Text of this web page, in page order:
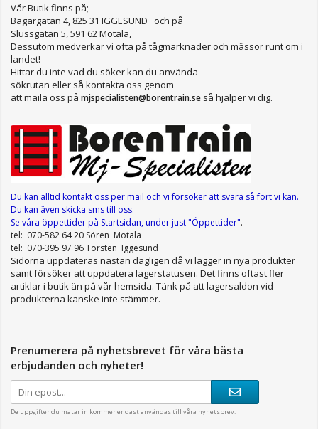
Vår Butik finns på;
Bagargatan 4, 825 31 IGGESUND och på
Slussgatan 5, 591 62 Motala,
Dessutom medverkar vi ofta på tågmarknader och mässor runt om i
landet!
Hittar du inte vad du söker kan du använda
sökrutan eller så kontakta oss genom
att maila oss på mjspecialisten@borentrain.se så hjälper vi dig.
Du kan alltid kontakt oss per mail och vi försöker att svara så fort vi kan.
Du kan även skicka sms till oss.
Se våra öppettiderpå Startsidan, under just "Öppettider".
tel: 070-582 64 20 Sören Motala
tel: 070-395 97 96 Torsten Iggesund
Sidorna uppdateras nästan dagligen då vi lägger in nya produkter
samt försöker att uppdatera lagerstatusen. Det finns oftast fler
artiklar i butik än på vår hemsida. Tänk på att lagersaldon vid
produkterna kanske inte stämmer.
Prenumerera på nyhetsbrevet för våra bästa
erbjudanden och nyheter!
De uppgifter du matar in kommer endast användas till våra nyhetsbrev.